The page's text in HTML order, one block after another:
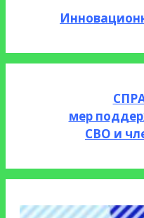
мер
СВО и